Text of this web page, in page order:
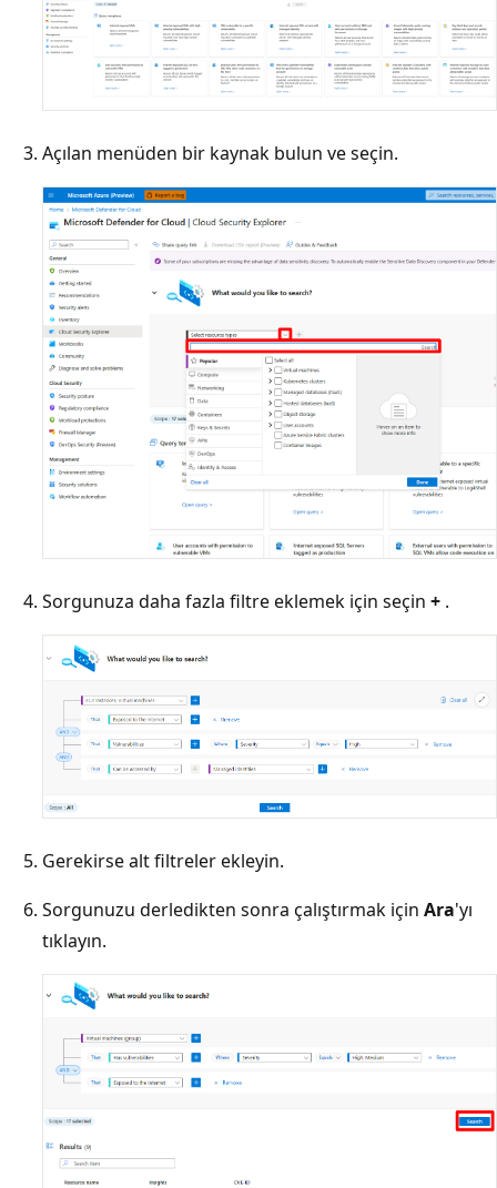
Açılan menüden bir kaynak bulun ve seçin.
Sorgunuza daha fazla filtre eklemek için seçin + .
Gerekirse alt filtreler ekleyin.
Sorgunuzu derledikten sonra çalıştırmak için Ara'yı
tıklayın.